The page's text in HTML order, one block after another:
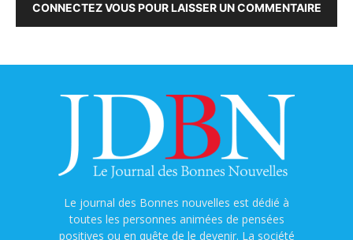
CONNECTEZ VOUS POUR LAISSER UN COMMENTAIRE
Le journal des Bonnes nouvelles est dédié à
toutes les personnes animées de pensées
positives ou en quête de le devenir. La société